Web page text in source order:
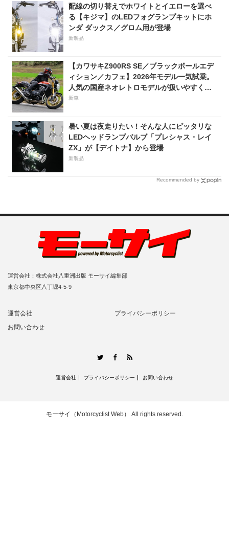
配線の切り替えでホワイトとイエローを選べ
る【キジマ】のLEDフォグランプキットにホ
ンダ ダックス／グロム用が登場
新製品
【カワサキZ900RS SE／ブラックボールエデ
ィション／カフェ】2026年モデル一気試乗。
人気の国産ネオレトロモデルが扱いやすく上
質に進化！
新車
暑い夏は夜走りたい！そんな人にピッタリな
LEDヘッドランプバルブ「プレシャス・レイ
ZX」が【デイトナ】から登場
新製品
Recommended by
運営会社：株式会社八重洲出版 モーサイ編集部
東京都中央区八丁堀4-5-9
運営会社
プライバシーポリシー
お問い合わせ
TwitterFacebook
運営会社 プライバシーポリシー お問い合わせ
モーサイ（Motorcyclist Web） All rights reserved.